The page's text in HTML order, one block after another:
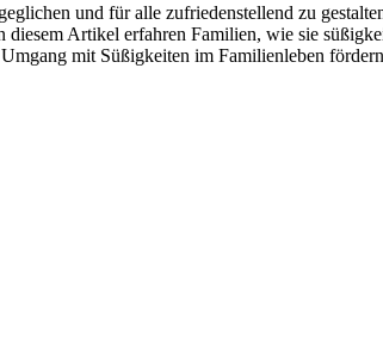
und für alle zufriedenstellend zu
Artikel erfahren Familien, wie sie
mit Süßigkeiten im Familienleben